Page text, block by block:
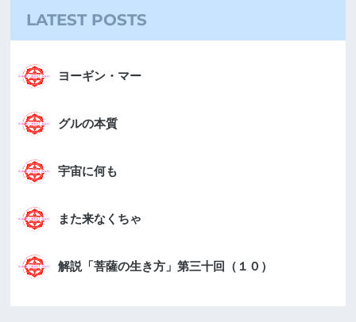
LATEST POSTS
ヨーギン・マー
グルの本質
宇宙に何も
また来なくちゃ
解説「菩薩の生き方」第三十回（１０）